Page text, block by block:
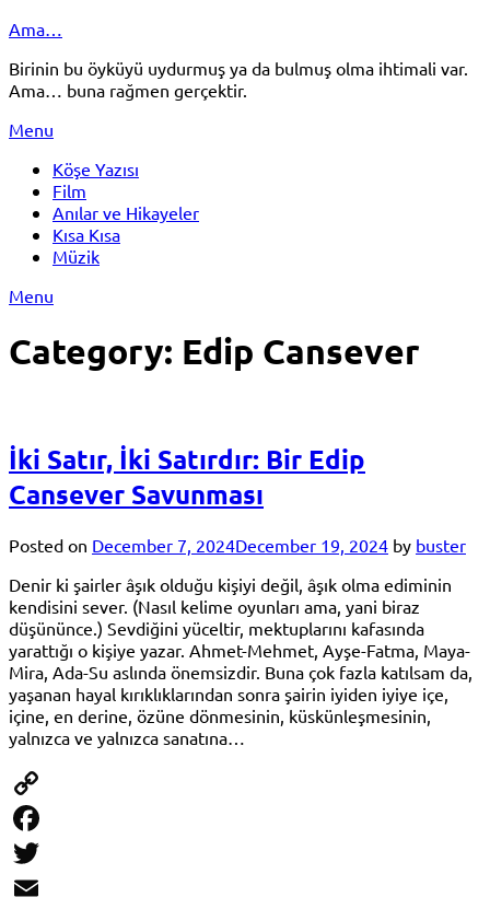
Skip
content
Ama…
Birinin bu öyküyü uydurmuş ya da bulmuş olma ihtimali var.
Ama… buna rağmen gerçektir.
Menu
Köşe Yazısı
Film
Anılar ve Hikayeler
Kısa Kısa
Müzik
Menu
Category: Edip Cansever
İki Satır, İki Satırdır: Bir Edip
Cansever Savunması
Posted on December 7, 2024December 19, 2024 by buster
Denir ki şairler âşık olduğu kişiyi değil, âşık olma ediminin
kendisini sever. (Nasıl kelime oyunları ama, yani biraz
düşününce.) Sevdiğini yüceltir, mektuplarını kafasında
yarattığı o kişiye yazar. Ahmet-Mehmet, Ayşe-Fatma, Maya-
Mira, Ada-Su aslında önemsizdir. Buna çok fazla katılsam da,
yaşanan hayal kırıklıklarından sonra şairin iyiden iyiye içe,
içine, en derine, özüne dönmesinin, küskünleşmesinin,
yalnızca ve yalnızca sanatına…
Copy
Link
Facebook
Twitter